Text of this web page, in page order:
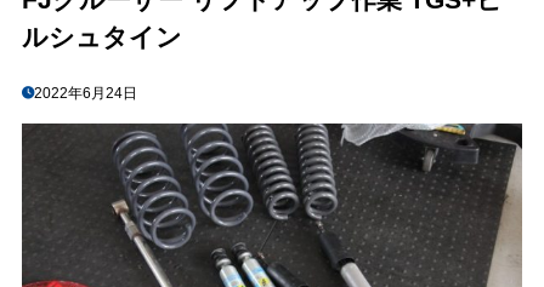
ルシュタイン
2022年6月24日